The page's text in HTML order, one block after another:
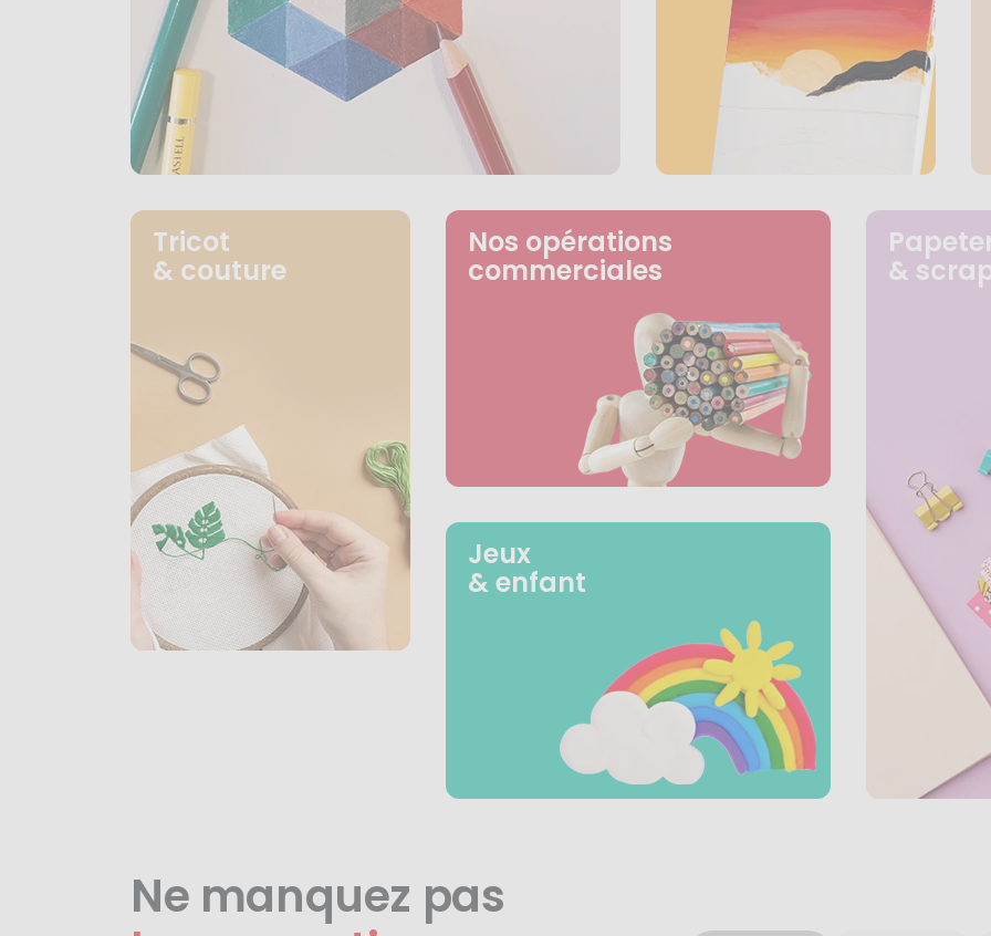
Tricot
& couture
Nos opérations
commerciales
Jeux
& enfant
&
Ne manquez pas